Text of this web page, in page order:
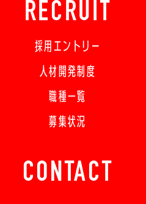
RECRUIT
採用エントリー
人材開発制度
職種一覧
募集状況
CONTACT